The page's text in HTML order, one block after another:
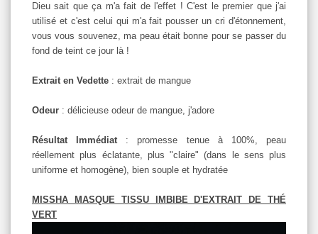
Dieu sait que ça m'a fait de l'effet ! C'est le premier que j'ai
utilisé et c'est celui qui m'a fait pousser un cri d'étonnement,
vous vous souvenez, ma peau était bonne pour se passer du
fond de teint ce jour là !
Extrait en Vedette : extrait de mangue
Odeur : délicieuse odeur de mangue, j'adore
Résultat Immédiat : promesse tenue à 100%, peau
réellement plus éclatante, plus "claire" (dans le sens plus
uniforme et homogène), bien souple et hydratée
MISSHA MASQUE TISSU IMBIBE D'EXTRAIT DE THÉ
VERT